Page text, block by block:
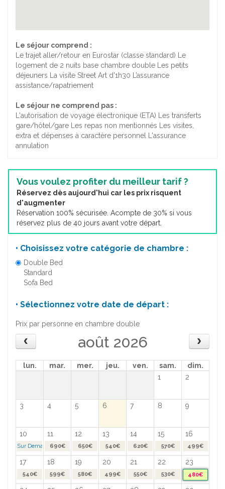
Le séjour comprend :
Le trajet aller/retour en Eurostar (classe standard) Le
logement de 2 nuits base chambre double Les petits
déjeuners La visite Street Art d'1h30 L’assurance
assistance/rapatriement
Le séjour ne comprend pas :
L'autorisation de voyage électronique (ETA) Les transferts
gare/hôtel/gare Les repas non mentionnés Les visites,
extra et dépenses à caractère personnel L'assurance
annulation
Vous voulez profiter du meilleur tarif ?
Réservez dès aujourd'hui car les prix risquent
d'augmenter
Réservation 100% sécurisée. Acompte de 30% si vous
réservez plus de 40 jours avant votre départ.
• Choisissez votre catégorie de chambre :
Double Bed
Standard
Sofa Bed
• Sélectionnez votre date de départ :
Prix par personne en chambre double
août 2026
lun. mar. mer. jeu. ven. sam.
dim.
1
2
3 4 5 6 7 8 9
10 11 12 13 14 15 16
Sur Demande >690€ 650€ 540€ 620€ 570€ 499€
17 18 19 20 21 22 23
540€ 599€ 580€ 499€ 550€ 530€ 480€